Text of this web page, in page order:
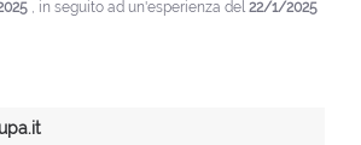
, in seguito ad un'esperienza del 22/1/2025